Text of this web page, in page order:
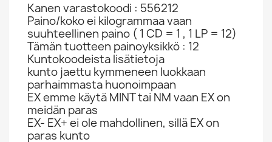
Kanen varastokoodi : 556212
Paino/koko ei kilogrammaa vaan
suuhteellinen paino ( 1 CD = 1 , 1 LP = 12)
Tämän tuotteen painoyksikkö : 12
Kuntokoodeista lisätietoja
kunto jaettu kymmeneen luokkaan
parhaimmasta huonoimpaan
EX emme käytä MINT tai NM vaan EX on
meidän paras
EX- EX+ ei ole mahdollinen, sillä EX on
paras kunto